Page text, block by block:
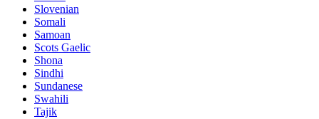
Slovenian
Somali
Samoan
Scots Gaelic
Shona
Sindhi
Sundanese
Swahili
Tajik